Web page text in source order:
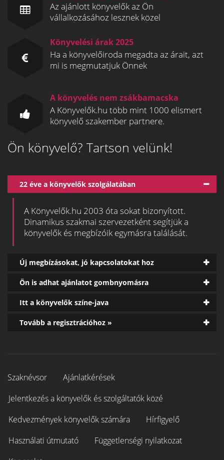
Az ajánlott könyvelők az Ön
vállalkozásához lesznek közel
Könyvelési árak 2025
Ha a könyvelőiroda megadta az árait, azt
mi is megmutatjuk Önnek
A könyvelés nem zsákbamacska
A Könyvelők.hu több mint 1000 elismert
könyvelő szakember partnere.
Ön könyvelő? Tartson velünk!
22 éve a könyvelők szolgálatában
A Könyvelők.hu 2003 óta sokat bizonyított.
Dinamikus szakmai szervezetként segítjük a
könyvelők és megbízóik egymásra találását.
Új megbízásokat, jó kapcsolatokat hoz
Ön is adhat ajánlatot gombnyomásra
Itt a könyvelők színe-java
Tovább a regisztrációhoz »
Szaknévsor
Ajánlatkérések
Jelentkezés a könyvelők és szolgáltatók közé
Kedvezmények könyvelők számára
Hírfigyelő
Használati útmutató
Függetlenségi nyilatkozat